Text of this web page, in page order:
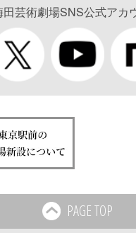
田芸術劇場SNS公式アカ
PAGE TOP